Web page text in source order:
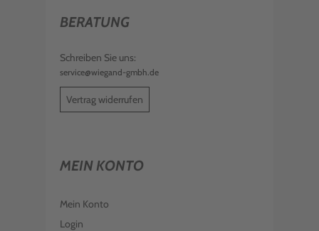
BERATUNG
Schreiben Sie uns:
service@wiegand-gmbh.de
Vertrag widerrufen
MEIN KONTO
Mein Konto
Login